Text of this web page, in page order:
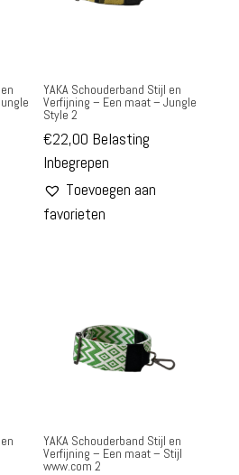
YAKA Schouderband Stijl en
Verfijning – Een maat – Jungle
Style 2
€22,00 Belasting
Inbegrepen
Toevoegen aan
favorieten
YAKA Schouderband Stijl en
Verfijning – Een maat – Stijl
www.com 2